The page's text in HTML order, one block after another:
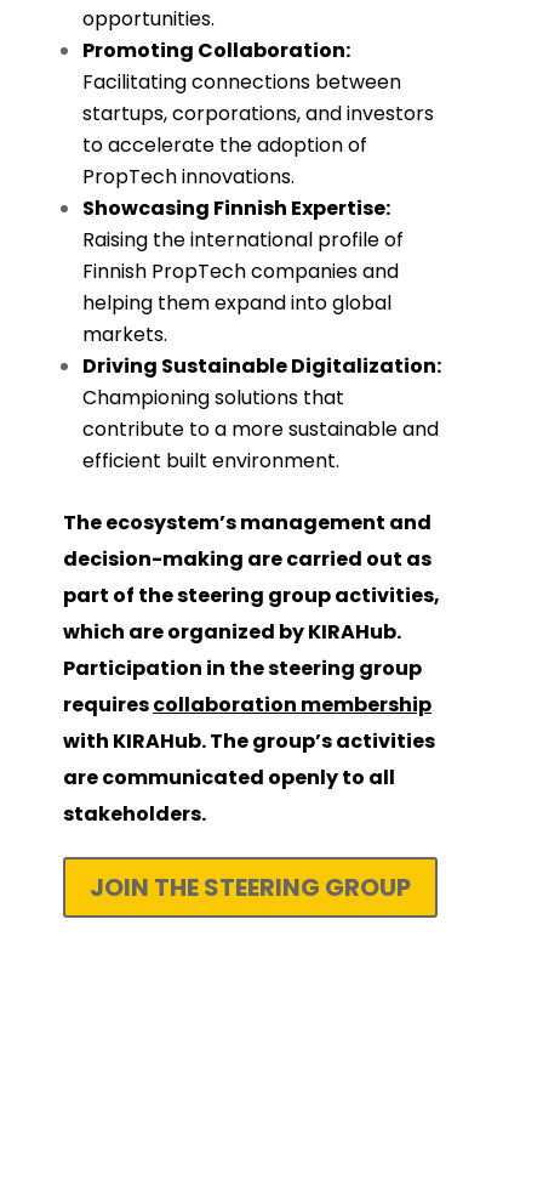
opportunities.
Promoting Collaboration:
Facilitating connections between
startups, corporations, and investors
to accelerate the adoption of
PropTech innovations.
Showcasing Finnish Expertise:
Raising the international profile of
Finnish PropTech companies and
helping them expand into global
markets.
Driving Sustainable Digitalization:
Championing solutions that
contribute to a more sustainable and
efficient built environment.
The ecosystem’s management and
decision-making are carried out as
part of the steering group activities,
which are organized by KIRAHub.
Participation in the steering group
requirescollaboration membership
with KIRAHub. The group’s activities
are communicated openly to all
stakeholders.
JOIN THE STEERING GROUP